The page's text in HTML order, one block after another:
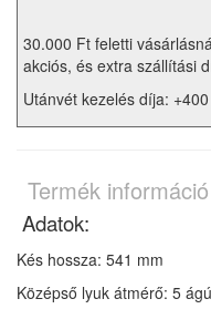
30.000 Ft feletti
akciós, és extra szállítási
Utánvét kezelés díja:
Termék információ
Adatok:
Kés hossza: 541 mm
Középső lyuk átmérő: 5